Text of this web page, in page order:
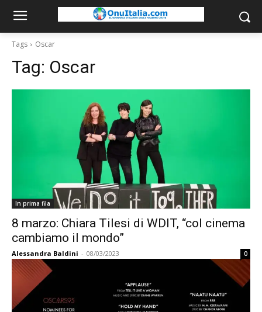
Tags Oscar
Tag: Oscar
In prima fila
8 marzo: Chiara Tilesi di WDIT, “col cinema
cambiamo il mondo”
Alessandra Baldini - 08/03/2023 0